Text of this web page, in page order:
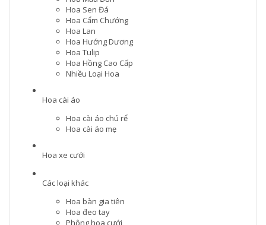
Hoa Sen Đá
Hoa Cẩm Chướng
Hoa Lan
Hoa Hướng Dương
Hoa Tulip
Hoa Hồng Cao Cấp
Nhiều Loại Hoa
Hoa cài áo
Hoa cài áo chú rể
Hoa cài áo mẹ
Hoa xe cưới
Các loại khác
Hoa bàn gia tiên
Hoa đeo tay
Phông hoa cưới